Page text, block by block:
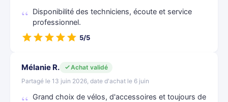
Disponibilité des techniciens, écoute et service
professionnel.
5/5
Mélanie R.
Achat validé
Partagé le 13 juin 2026, date d'achat le 6 juin
Grand choix de vélos, d'accessoires et toujours de